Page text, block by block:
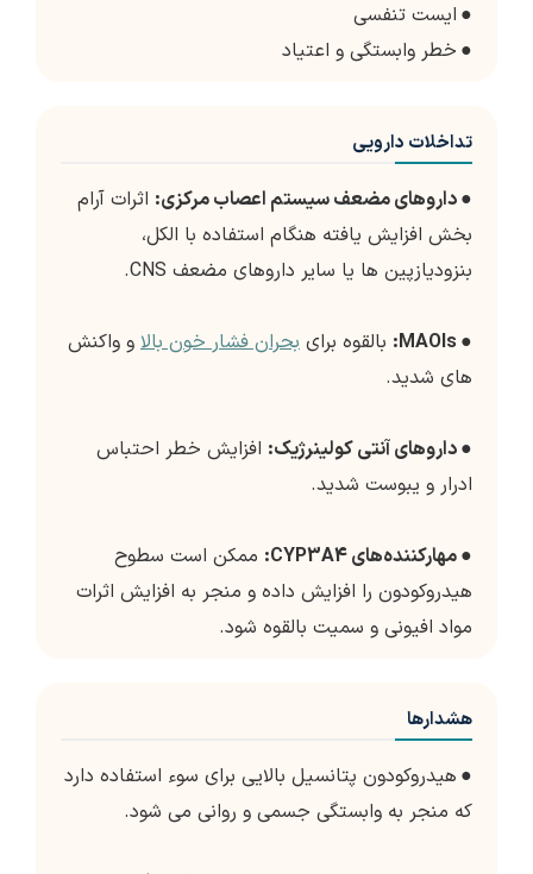
● ایست تنفسی
● خطر وابستگی و اعتیاد
تداخلات دارویی
●داروهای مضعف سیستم اعصاب مرکزی: اثرات آرام
بخش افزایش یافته هنگام استفاده با الکل،
بنزودیازپین ها یا سایر داروهای مضعف CNS.
●
MAOIs: بالقوه برای بحران فشار خون بالا و واکنش
های شدید.
●داروهای آنتی کولینرژیک: افزایش خطر احتباس
ادرار و یبوست شدید.
●مهارکننده‌های CYP3A4:
ممکن است سطوح
هیدروکودون را افزایش داده و منجر به افزایش اثرات
مواد افیونی و سمیت بالقوه شود.
هشدارها
● هیدروکودون پتانسیل بالایی برای سوء استفاده دارد
که منجر به وابستگی جسمی و روانی می شود.